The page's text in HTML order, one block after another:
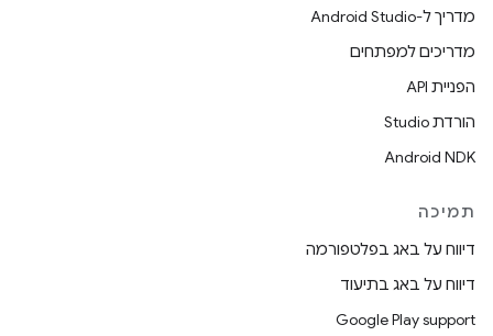
מדריך ל-Android Studio
מדריכים למפתחים
הפניית API
הורדת Studio
Android NDK
תמיכה
דיווח על באג בפלטפורמה
דיווח על באג בתיעוד
Google Play support